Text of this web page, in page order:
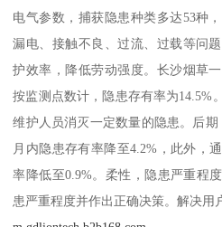
电气参数，捕获隐患种类多达53种
漏电、接触不良、过流、过载等问
护效率，降低劳动强度。长沙烟草
按监测点数计，隐患存有率为14.5%
维护人员消灭一定数量的隐患。后
月内隐患存有率降至4.2%，此外，
率降低至0.9%。柔性，隐患严重程
患严重程度并作出正确决策。解决用